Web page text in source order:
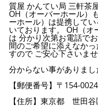
質屋 かんてい局 三軒茶
OH（オーバーホール）
ーホール）は提携して
いております。 OH（
は 分かり次第お電話で
間のご希望に添えなか
すので ご安心下さいませ
分からない事がありま
【郵便番号】〒154-0024
【住所】東京都 世田